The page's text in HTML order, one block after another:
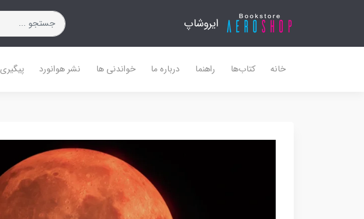
ایروشاپ
خانه کتاب‌ها راهنما درباره ما خواندنی ها نشر هوانورد